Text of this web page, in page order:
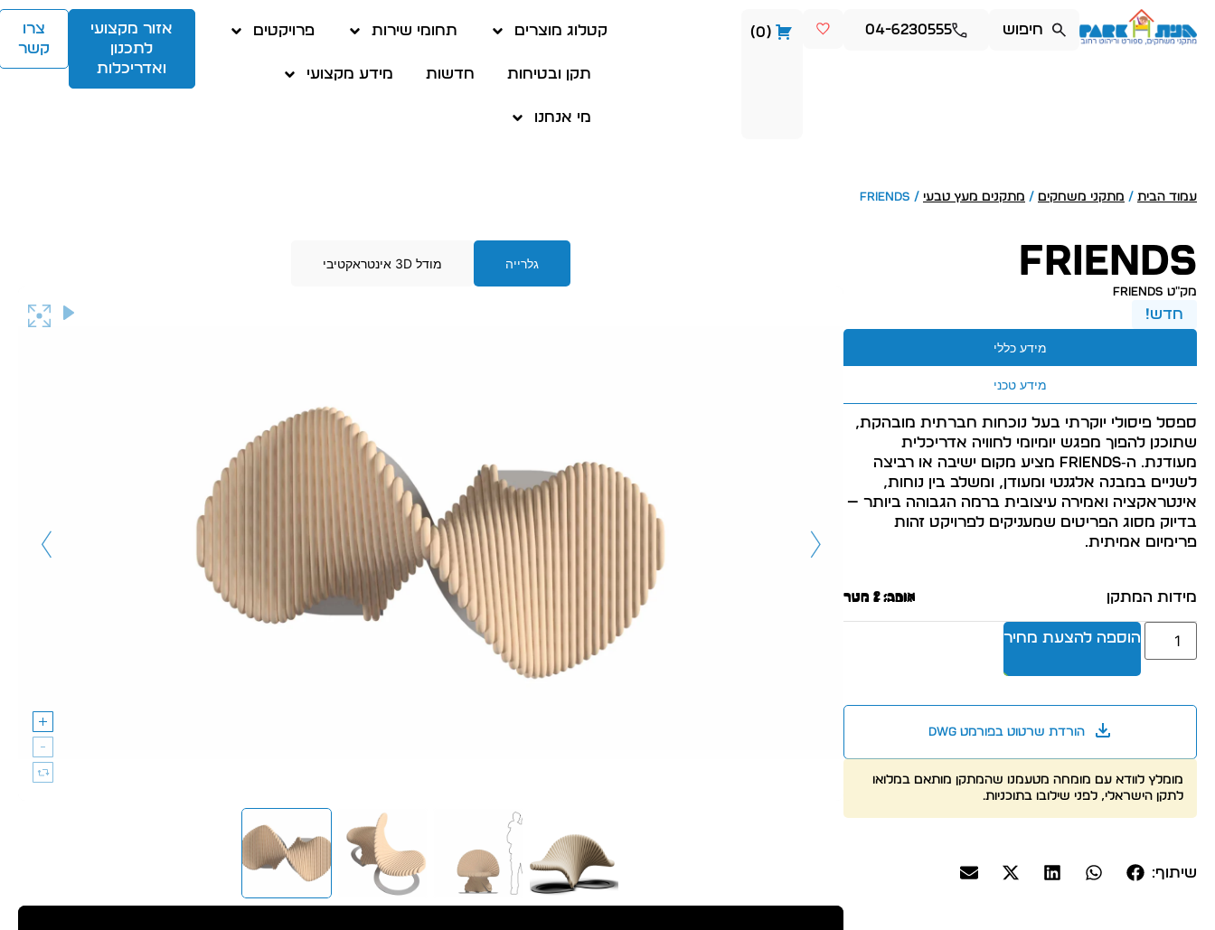
04-6230555
0 קטלוג מוצרים תחומי שירות פרויקטים
תקן ובטיחות חדשות מידע מקצועי
מי אנחנו
אזור מקצועי
לתכנון
ואדריכלות
צרו
קשר
עמוד הבית / מתקני משחקים / מתקנים מעץ טבעי / FRIENDS
FRIENDS
מק״ט friends
חדש!
מידע כללי
מידע טכני
ספסל פיסולי יוקרתי בעל נוכחות חברתית מובהקת,
שתוכנן להפוך מפגש יומיומי לחוויה אדריכלית
מעודנת. ה‑FRIENDS מציע מקום ישיבה או רביצה
לשניים במבנה אלגנטי ומעודן, ומשלב בין נוחות,
אינטראקציה ואמירה עיצובית ברמה הגבוהה ביותר —
בדיוק מסוג הפריטים שמעניקים לפרויקט זהות
פרימיום אמיתית.
מידות המתקן אורך: 2 מטר
רוחב: 1 מטר
גובה: 1 מטר
הוספה להצעת מחיר
הורדת שרטוט בפורמט dwg
מומלץ לוודא עם מומחה מטעמנו שהמתקן מותאם במלואו
לתקן הישראלי, לפני שילובו בתוכניות.
שיתוף:
גלרייה מודל 3D אינטראקטיבי